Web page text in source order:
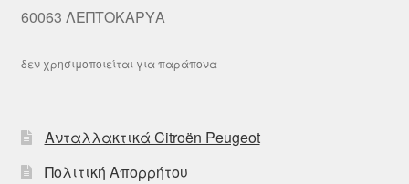
60063 ΛΕΠΤΟΚΑΡΥΑ
δεν χρησιμοποιείται για παράπονα
Ανταλλακτικά Citroën Peugeot
Πολιτική Απορρήτου